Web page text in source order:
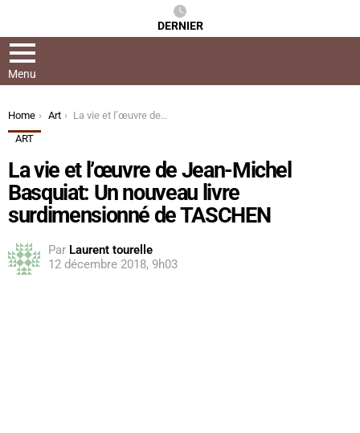
DERNIER
Menu
You are here:
Home Art
La vie et l’œuvre de Jean-Michel Basquiat: Un nouveau livre surdimensionné de TASCHEN
ART
La vie et l’œuvre de Jean-Michel
Basquiat: Un nouveau livre
surdimensionné de TASCHEN
Par Laurent tourelle
12 décembre 2018, 9h03